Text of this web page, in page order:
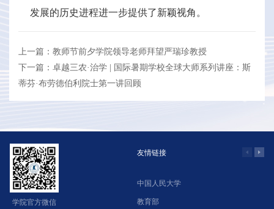
发展的历史进程进一步提供了新颖视角。
上一篇：教师节前夕学院领导老师拜望严瑞珍教授
下一篇：卓越三农·治学 | 国际暑期学校全球大师系列讲座：斯
蒂芬·布劳德伯利院士第一讲回顾
学院官方微信
友情链接
中国人民大学
教育部